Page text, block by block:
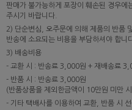
판매가 불가능하게 포장이 훼손된 경우에
주시기 바랍니다.
2) 단순변심, 오주문에 의해 제품의 반품
반송에 소요되는 비용을 부담하셔야 합니
3) 배송비용
- 교환 시 : 반송료 3,000원 + 재배송료
- 반품 시 : 반송료 3,000원
(반품상품을 제외한금액이 10만원 미만
- 기타 택배사를 이용하여 교환, 반품 시